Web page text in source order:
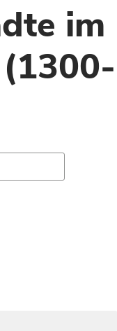
im